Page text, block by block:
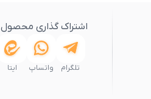
اشتراک گذاری محصول
تلگرام واتساپ ایتا